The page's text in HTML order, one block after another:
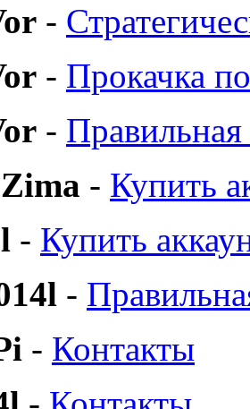
-
- Прокачка
- Правильная
- Купить
- Купить
-
- Контакты